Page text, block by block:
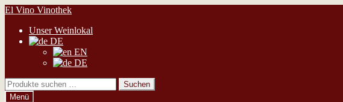
Zur
springen
Zum
springen
El Vino Vinothek
Unser Weinlokal
DE
EN
DE
Suchen
nach:
Suchen
Menü